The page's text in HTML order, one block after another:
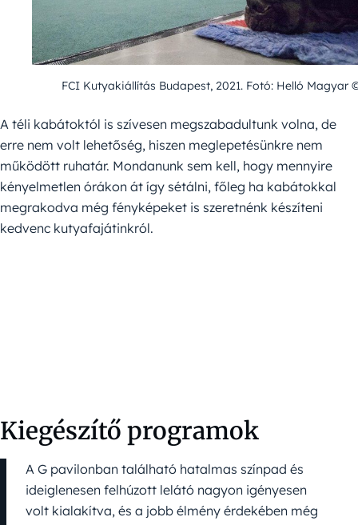
FCI Kutyakiállítás Budapest, 2021. Fotó: Helló Magyar
A téli kabátoktól is szívesen megszabadultunk volna, de
erre nem volt lehetőség, hiszen meglepetésünkre nem
működött ruhatár. Mondanunk sem kell, hogy mennyire
kényelmetlen órákon át így sétálni, főleg ha kabátokkal
megrakodva még fényképeket is szeretnénk készíteni
kedvenc kutyafajátinkról.
Kiegészítő programok
A G pavilonban található hatalmas színpad és
ideiglenesen felhúzott lelátó nagyon igényesen
volt kialakítva, és a jobb élmény érdekében még